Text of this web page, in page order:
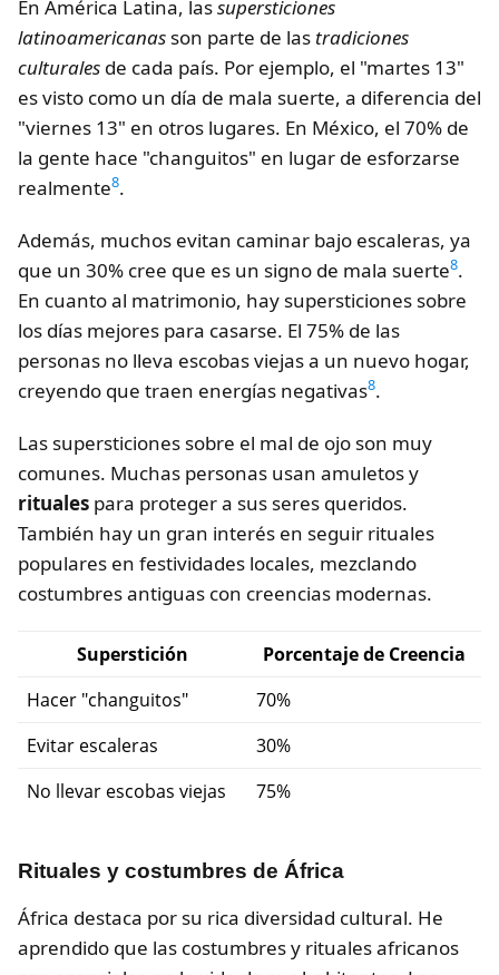
En América Latina, lassupersticiones
latinoamericanas son parte de las tradiciones
culturales de cada país. Por ejemplo, el "martes 13"
es visto como un día de mala suerte, a diferencia del
"viernes 13" en otros lugares. En México, el 70% de
la gente hace "changuitos" en lugar de esforzarse
realmente8.
Además, muchos evitan caminar bajo escaleras, ya
que un 30% cree que es un signo de mala suerte8.
En cuanto al matrimonio, hay supersticiones sobre
los días mejores para casarse. El 75% de las
personas no lleva escobas viejas a un nuevo hogar,
creyendo que traen energías negativas8.
Las supersticiones sobre el mal de ojo son muy
comunes. Muchas personas usan amuletos y
rituales para proteger a sus seres queridos.
También hay un gran interés en seguir rituales
populares en festividades locales, mezclando
costumbres antiguas con creencias modernas.
Superstición
Porcentaje de Creencia
Hacer "changuitos"
70%
Evitar escaleras
30%
No llevar escobas viejas
75%
Rituales y costumbres de África
África destaca por su rica diversidad cultural. He
aprendido que las costumbres y rituales africanos